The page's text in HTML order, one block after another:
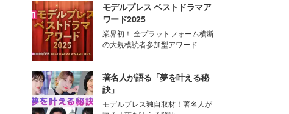
モデルプレス ベストドラマア
ワード2025
業界初！ 全プラットフォーム横断
の大規模読者参加型アワード
著名人が語る「夢を叶える秘
訣」
モデルプレス独自取材！著名人が